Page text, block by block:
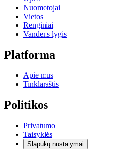
Nuomotojai
Vietos
Renginiai
Vandens lygis
Platforma
Apie mus
Tinklaraštis
Politikos
Privatumo
Taisyklės
Slapukų nustatymai